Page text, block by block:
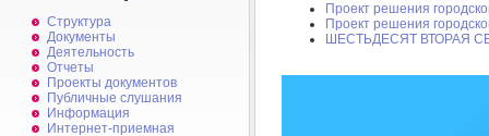
Структура
Документы
Деятельность
Отчеты
Проекты документов
Публичные слушания
Информация
Интернет-приемная
Проект решения
Проект решения
ШЕСТЬДЕСЯТ ВТОРАЯ